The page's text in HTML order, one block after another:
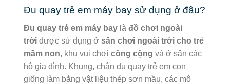
Đu quay trẻ em máy bay sử dụng ở đâu?
Đu quay trẻ em máy bay là đồ chơi ngoài
trời được sử dụng ở sân chơi ngoài trời cho trẻ
mầm non, khu vui chơi công cộng và ở sân các
hộ gia đình. Khung, chân đu quay trẻ em con
giống làm bằng vật liệu thép sơn mầu, các mô